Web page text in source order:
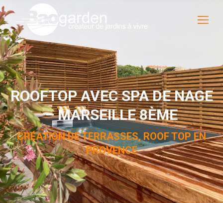
ROOFTOP AVEC SPA DE NAGE
– MARSEILLE 8ÈME
CRÉATION DE TERRASSES, ROOF TOP EN
PROVENCE